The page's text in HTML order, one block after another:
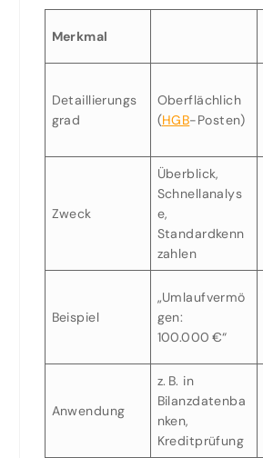
Merkmal
Detaillierungs
grad
Oberflächlich
(HGB-Posten)
Zweck
Überblick,
Schnellanalys
e,
Standardkenn
zahlen
Beispiel
„Umlaufvermö
gen:
100.000 €“
Anwendung
z. B. in
Bilanzdatenba
nken,
Kreditprüfung